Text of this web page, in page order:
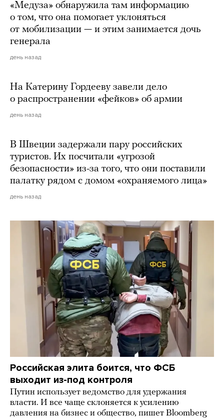
«Медуза» обнаружила там информацию
о том, что она помогает уклоняться
от мобилизации — и этим занимается дочь
генерала
день назад
На Катерину Гордееву завели дело
о распространении «фейков» об армии
день назад
В Швеции задержали пару российских
туристов. Их посчитали «угрозой
безопасности» из-за того, что они поставили
палатку рядом с домом «охраняемого лица»
день назад
Российская элита боится, что ФСБ
выходит из-под контроля
Путин использует ведомство для удержания
власти. И все чаще склоняется к усилению
давления на бизнес и общество, пишет Bloomberg